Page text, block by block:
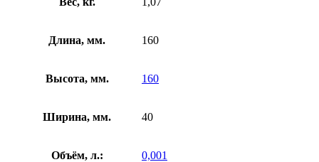
Длина, мм. 160
Высота, мм. 160
Ширина, мм. 40
Объём, л.: 0,001